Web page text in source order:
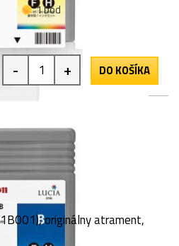
1 bod
- + DO KOŠÍKA
originálny atrament,